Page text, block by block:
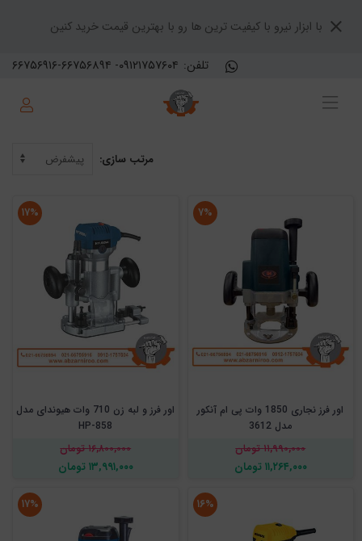
با ابزار نیرو با کیفیت ترین ها رو با بهترین قیمت خرید کنین
تلفن: ۶۶۷۵۶۹۱۶-۶۶۷۵۶۸۹۴ -۰۹۱۲۱۷۵۷۶۰۴
مرتب سازی:
اور فرز نجاری 1850 وات پی ام آنکور
مدل 3612
۷%
۱۱,۹۹۰,۰۰۰ تومان
۱۱,۲۶۴,۰۰۰ تومان
اور فرز و لبه زن 710 وات هیوندای مدل
HP-858
۱۷%
۱۶,۸۰۰,۰۰۰ تومان
۱۳,۹۹۱,۰۰۰ تومان
۱۶% ۱۷%